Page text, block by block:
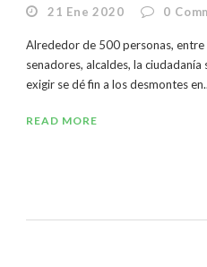
21 Ene 2020 0
Alrededor de 500 personas,
senadores, alcaldes, la
exigir se dé fin a los desmontes
READ MORE